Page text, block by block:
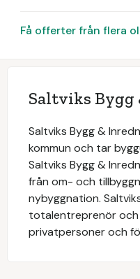
Få offerter från flera
Saltviks Bygg
Saltviks Bygg &
kommun och tar
Saltviks Bygg &
från om- och
nybyggnation.
totalentreprenör
privatpersoner och